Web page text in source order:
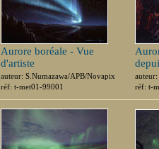
Aurore boréale - Vue
d'artiste
auteur: S.Numazawa/APB/Novapix
réf: t-met01-99001
réf: t-